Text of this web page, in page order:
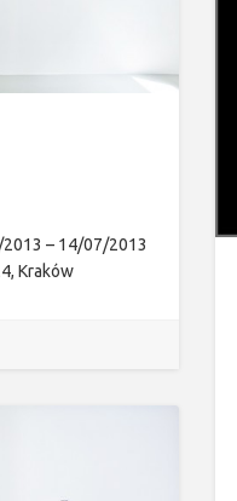
2013 – 14/07/2013
Kraków